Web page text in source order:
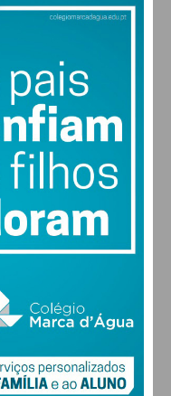
do
por e-mail e
a informação